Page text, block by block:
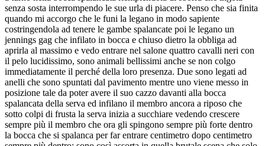
senza sosta interrompendo le sue urla di piacere. Penso che sia finita
quando mi accorgo che le funi la legano in modo sapiente
costringendola ad tenere le gambe spalancate poi le legano un
jennings gag che infilato in bocca e chiuso dietro la obbliga ad
aprirla al massimo e vedo entrare nel salone quattro cavalli neri con
il pelo lucidissimo, sono animali bellissimi anche se non colgo
immediatamente il perché della loro presenza. Due sono legati ad
anelli che sono spuntati dal pavimento mentre uno viene messo in
posizione tale da poter avere il suo cazzo davanti alla bocca
spalancata della serva ed infilano il membro ancora a riposo che
sotto colpi di frusta la serva inizia a succhiare vedendo crescere
sempre più il membro che ora gli spingono sempre più forte dentro
la bocca che si spalanca per far entrare centimetro dopo centimetro